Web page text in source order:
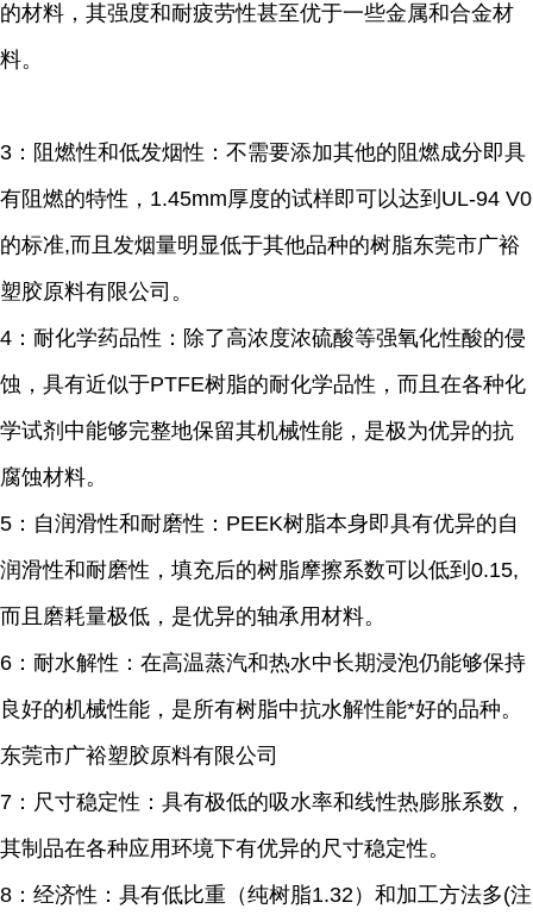
的材料，其强度和耐疲劳性甚至优于一些金属和合金材
料。
3：阻燃性和低发烟性：不需要添加其他的阻燃成分即具
有阻燃的特性，1.45mm厚度的试样即可以达到UL-94 V0
的标准,而且发烟量明显低于其他品种的树脂东莞市广裕
塑胶原料有限公司。
4：耐化学药品性：除了高浓度浓硫酸等强氧化性酸的侵
蚀，具有近似于PTFE树脂的耐化学品性，而且在各种化
学试剂中能够完整地保留其机械性能，是极为优异的抗
腐蚀材料。
5：自润滑性和耐磨性：PEEK树脂本身即具有优异的自
润滑性和耐磨性，填充后的树脂摩擦系数可以低到0.15,
而且磨耗量极低，是优异的轴承用材料。
6：耐水解性：在高温蒸汽和热水中长期浸泡仍能够保持
良好的机械性能，是所有树脂中抗水解性能*好的品种。
东莞市广裕塑胶原料有限公司
7：尺寸稳定性：具有极低的吸水率和线性热膨胀系数，
其制品在各种应用环境下有优异的尺寸稳定性。
8：经济性：具有低比重（纯树脂1.32）和加工方法多(注